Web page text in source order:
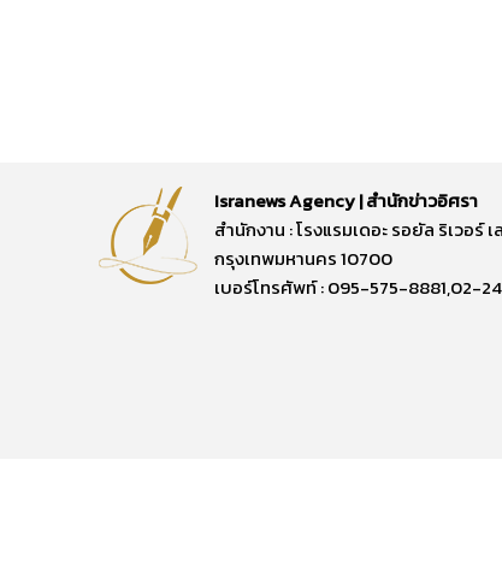
Isranews Agency | สำนักข่าวอิศรา
สำนักงาน : โรงแรมเดอะ รอยัล ริเวอ
กรุงเทพมหานคร 10700
เบอร์โทรศัพท์ : 095-575-8881,02-